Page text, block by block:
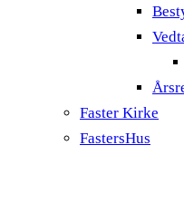
Faster Kirke
FastersHus